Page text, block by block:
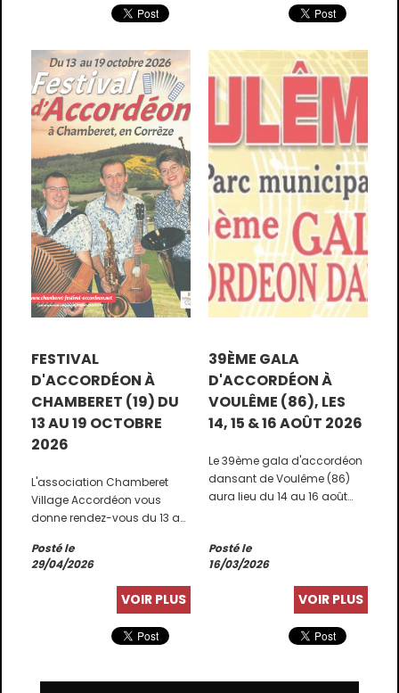
€ sur réservation avant le 24
FESTIVAL
D'ACCORDÉON À
CHAMBERET (19) DU
13 AU 19 OCTOBRE
2026
L'association Chamberet
Village Accordéon vous
donne rendez-vous du 13 au
du Festival d'accordéon.
Réservations en ligne sur le
: https://www.chamberet-
accordeon.net/Reservation_en_ligne.X.htm
Posté le
29/04/2026
VOIR PLUS
39ÈME GALA
D'ACCORDÉON À
VOULÊME (86), LES
14, 15 & 16 AOÛT 2026
Le 39ème gala d'accordéon
dansant de Voulême (86)
aura lieu du 14 au 16 août
Posté le
16/03/2026
VOIR PLUS